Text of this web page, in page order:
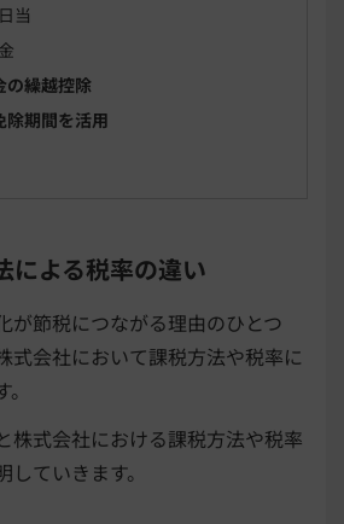
当
の繰越控除
除期間を活用
よる税率の違い
が節税につながる理由のひとつ
式会社において課税方法や税率に
株式会社における課税方法や税率
ていきます。